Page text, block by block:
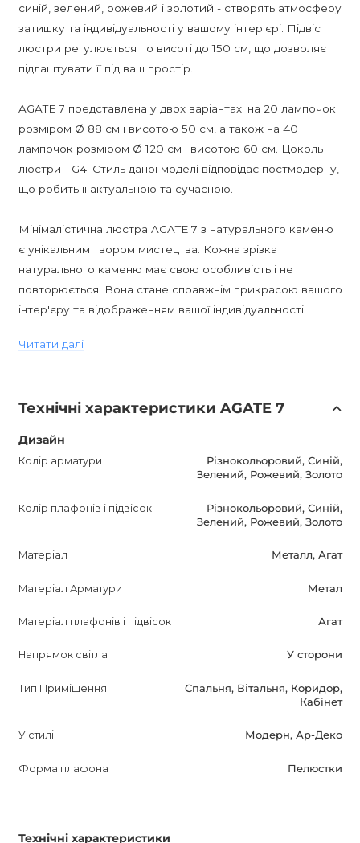
синій, зелений, рожевий і золотий - створять атмосферу
затишку та індивідуальності у вашому інтер'єрі. Підвіс
люстри регулюється по висоті до 150 см, що дозволяє
підлаштувати її під ваш простір.
AGATE 7 представлена у двох варіантах: на 20 лампочок
розміром Ø 88 см і висотою 50 см, а також на 40
лампочок розміром Ø 120 см і висотою 60 см. Цоколь
люстри - G4. Стиль даної моделі відповідає постмодерну,
що робить її актуальною та сучасною.
Мінімалістична люстра AGATE 7 з натурального каменю
є унікальним твором мистецтва. Кожна зрізка
натурального каменю має свою особливість і не
повторюється. Вона стане справжнім прикрасою вашого
інтер'єру та відображенням вашої індивідуальності.
Ціна вказана за версію на 20 лампочок зі зрізками
готові допомогти вам. AGATE 7 також може бути
повний та гармонійний образ освітлення у вашому
інтер'єрі.
Не пропустіть можливість придбати цю унікальну
дизайнерську люстру AGATE 7 та створити неповторну
атмосферу у своєму домі!
Читати далі
Технічні характеристики AGATE 7
Дизайн
Колір арматури
Різнокольоровий, Синій,
Зелений, Рожевий, Золото
Колір плафонів і підвісок
Різнокольоровий, Синій,
Зелений, Рожевий, Золото
Матеріал Металл, Агат
Матеріал Арматури Метал
Матеріал плафонів і підвісок Агат
Напрямок світла У сторони
Тип Приміщення
Спальня, Вітальня, Коридор,
Кабінет
У стилі Модерн, Ар-Деко
Форма плафона Пелюстки
Технічні характеристики